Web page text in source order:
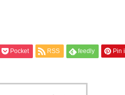
Pocket RSS feedly Pin